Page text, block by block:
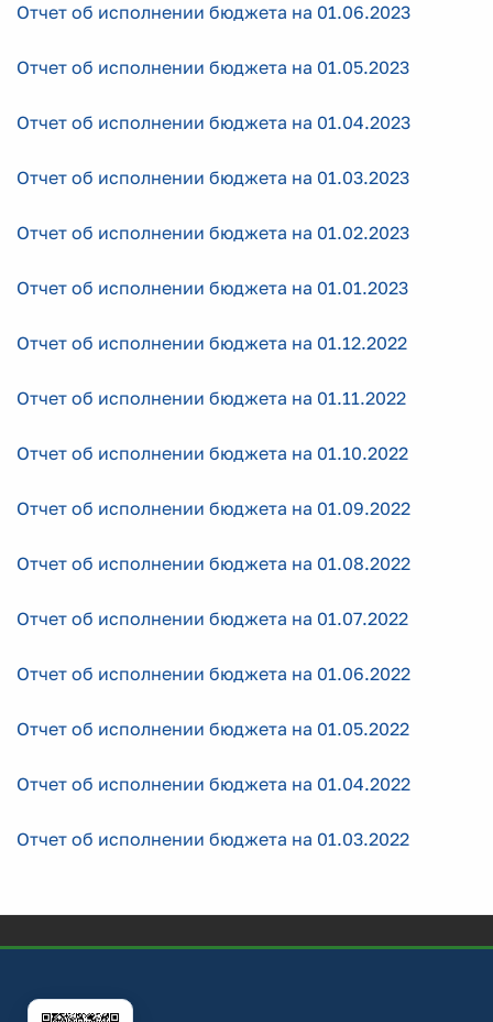
Отчет об исполнении бюджета на 01.06.2023
Отчет об исполнении бюджета на 01.05.2023
Отчет об исполнении бюджета на 01.04.2023
Отчет об исполнении бюджета на 01.03.2023
Отчет об исполнении бюджета на 01.02.2023
Отчет об исполнении бюджета на 01.01.2023
Отчет об исполнении бюджета на 01.12.2022
Отчет об исполнении бюджета на 01.11.2022
Отчет об исполнении бюджета на 01.10.2022
Отчет об исполнении бюджета на 01.09.2022
Отчет об исполнении бюджета на 01.08.2022
Отчет об исполнении бюджета на 01.07.2022
Отчет об исполнении бюджета на 01.06.2022
Отчет об исполнении бюджета на 01.05.2022
Отчет об исполнении бюджета на 01.04.2022
Отчет об исполнении бюджета на 01.03.2022